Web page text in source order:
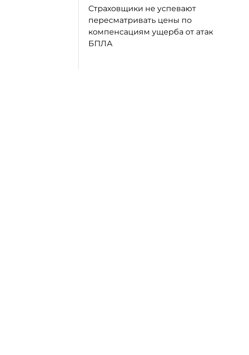
Страховщики не успевают
пересматривать цены по
компенсациям ущерба от атак
БПЛА